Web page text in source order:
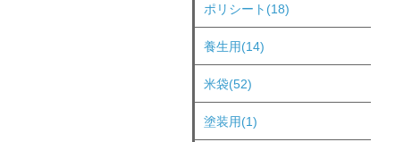
ポリシート(18)
養生用(14)
米袋(52)
塗装用(1)